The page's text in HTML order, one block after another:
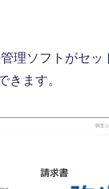
理ソフトがセ
きます。